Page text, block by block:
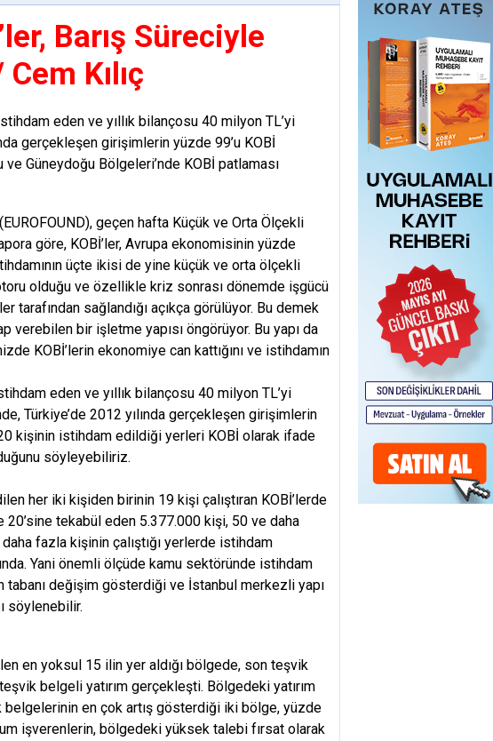
Barış Süreciyle
Kılıç
eden ve yıllık bilançosu 40 milyon TL’yi
gerçekleşen girişimlerin yüzde 99’u KOBİ
Güneydoğu Bölgeleri’nde KOBİ patlaması
geçen hafta Küçük ve Orta Ölçekli
göre, KOBİ’ler, Avrupa ekonomisinin yüzde
üçte ikisi de yine küçük ve orta ölçekli
olduğu ve özellikle kriz sonrası dönemde işgücü
tarafından sağlandığı açıkça görülüyor. Bu demek
verebilen bir işletme yapısı öngörüyor. Bu yapı da
KOBİ’lerin ekonomiye can kattığını ve istihdamın
eden ve yıllık bilançosu 40 milyon TL’yi
Türkiye’de 2012 yılında gerçekleşen girişimlerin
kişinin istihdam edildiği yerleri KOBİ olarak ifade
söyleyebiliriz.
her iki kişiden birinin 19 kişi çalıştıran KOBİ’lerde
20’sine tekabül eden 5.377.000 kişi, 50 ve daha
fazla kişinin çalıştığı yerlerde istihdam
Yani önemli ölçüde kamu sektöründe istihdam
değişim gösterdiği ve İstanbul merkezli yapı
söylenebilir.
en yoksul 15 ilin yer aldığı bölgede, son teşvik
belgeli yatırım gerçekleşti. Bölgedeki yatırım
belgelerinin en çok artış gösterdiği iki bölge, yüzde
işverenlerin, bölgedeki yüksek talebi fırsat olarak